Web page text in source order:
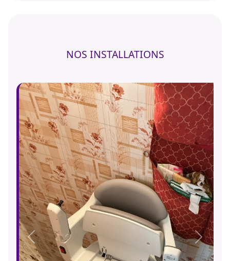
NOS INSTALLATIONS
Précédent Suivant